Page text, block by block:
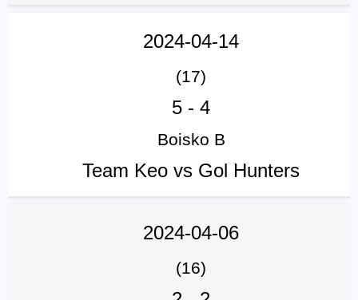
2024-04-14
(17)
5 - 4
Boisko B
Team Keo vs Gol Hunters
2024-04-06
(16)